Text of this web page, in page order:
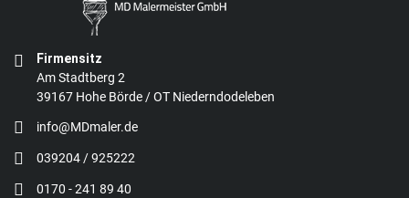
Firmensitz
Am Stadtberg 2
39167 Hohe Börde / OT Niederndodeleben
info@MDmaler.de
039204 / 925222
0170 - 241 89 40